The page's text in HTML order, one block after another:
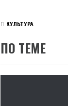
КУЛЬТУРА
ПО ТЕМЕ